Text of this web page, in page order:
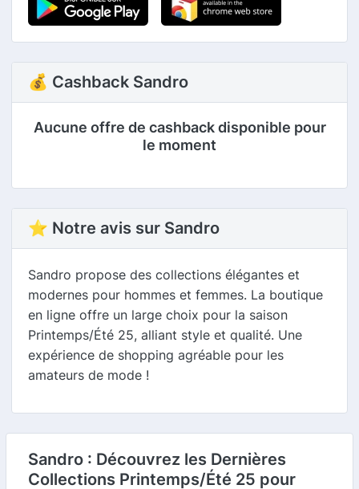
💰 Cashback Sandro
Aucune offre de cashback disponible pour
le moment
⭐ Notre avis sur Sandro
Sandro propose des collections élégantes et
modernes pour hommes et femmes. La boutique
en ligne offre un large choix pour la saison
Printemps/Été 25, alliant style et qualité. Une
expérience de shopping agréable pour les
amateurs de mode !
Sandro : Découvrez les Dernières
Collections Printemps/Été 25 pour